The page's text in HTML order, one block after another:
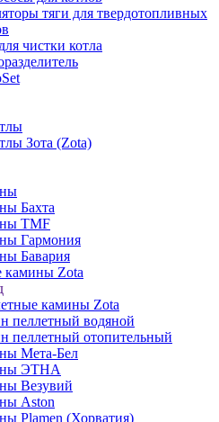
тяги для твердотопливных
чистки котла
Зота (Zota)
Бахта
TMF
Гармония
Бавария
камины Zota
камины Zota
пеллетный водяной
пеллетный отопительный
Мета-Бел
ЭТНА
Везувий
Aston
Plamen (Хорватия)